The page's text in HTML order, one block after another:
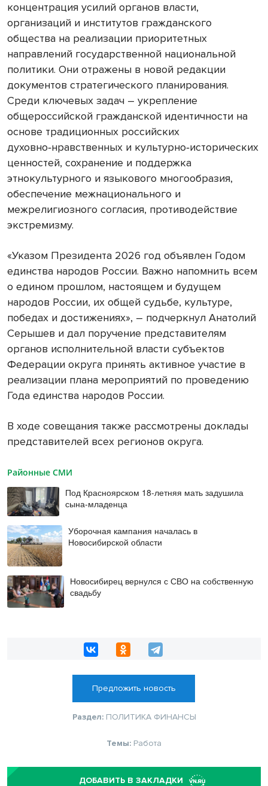
концентрация усилий органов власти,
организаций и институтов гражданского
общества на реализации приоритетных
направлений государственной национальной
политики. Они отражены в новой редакции
документов стратегического планирования.
Среди ключевых задач – укрепление
общероссийской гражданской идентичности на
основе традиционных российских
духовно‑нравственных и культурно‑исторических
ценностей, сохранение и поддержка
этнокультурного и языкового многообразия,
обеспечение межнационального и
межрелигиозного согласия, противодействие
экстремизму.
«Указом Президента 2026 год объявлен Годом
единства народов России. Важно напомнить всем
о едином прошлом, настоящем и будущем
народов России, их общей судьбе, культуре,
победах и достижениях», – подчеркнул Анатолий
Серышев и дал поручение представителям
органов исполнительной власти субъектов
Федерации округа принять активное участие в
реализации плана мероприятий по проведению
Года единства народов России.
В ходе совещания также рассмотрены доклады
представителей всех регионов округа.
Районные СМИ
Под Красноярском 18-летняя мать задушила
сына-младенца
Уборочная кампания началась в
Новосибирской области
Новосибирец вернулся с СВО на собственную
свадьбу
Предложить новость
Раздел: ПОЛИТИКА ФИНАНСЫ
Темы: Работа
ДОБАВИТЬ В ЗАКЛАДКИ